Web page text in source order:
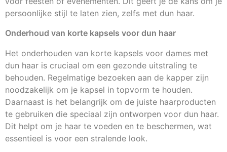
persoonlijke stijl te laten zien, zelfs met dun haar.
Onderhoud van korte kapsels voor dun haar
Het onderhouden van korte kapsels voor dames met
dun haar is cruciaal om een gezonde uitstraling te
behouden. Regelmatige bezoeken aan de kapper zijn
noodzakelijk om je kapsel in topvorm te houden.
Daarnaast is het belangrijk om de juiste haarproducten
te gebruiken die speciaal zijn ontworpen voor dun haar.
Dit helpt om je haar te voeden en te beschermen, wat
essentieel is voor een stralende look.